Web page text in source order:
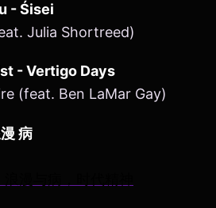
- Śisei
Julia Shortreed)
- Vertigo Days
(feat. Ben LaMar Gay)
病